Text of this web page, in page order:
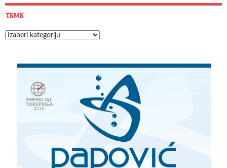
TEME
Teme